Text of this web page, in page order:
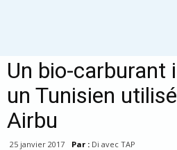
Un bio-carburant
un Tunisien
Airbu
25 janvier 2017 Par : Di avec TAP